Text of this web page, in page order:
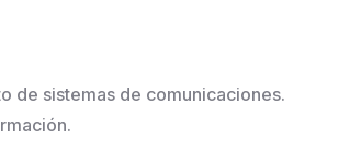
de sistemas de comunicaciones.